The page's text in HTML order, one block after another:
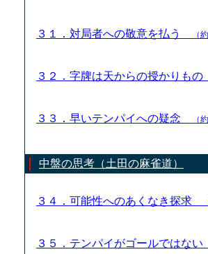
３１．対局者への敬意を払う （
３２．字牌は天からの授かりもの
３３．早いテンパイへの疑念 （
中盤の思考（土田の麻雀道）
３４．可能性へのあくなき探求
３５．テンパイがゴールではない